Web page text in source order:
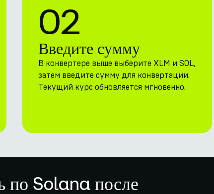
02
Введите сумму
В конвертере выше выберите XLM и SOL,
затем введите сумму для конвертации.
Текущий курс обновляется мгновенно.
по Solana после